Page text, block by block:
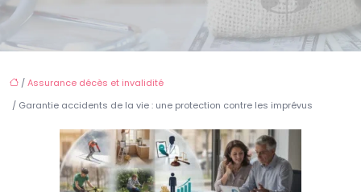
/Assurance décès et invalidité
/ Garantie accidents de la vie : une protection contre les imprévus